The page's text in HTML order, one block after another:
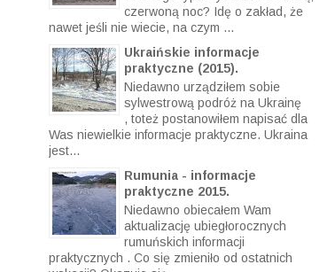
Obozowe tradycje, które
podobno są niebezpieczne
Kojarzycie "zieloną noc"? Albo
inne tego typu wydarzenia - białą,
czerwoną noc? Idę o zakład, że
nawet jeśli nie wiecie, na czym ...
Ukraińskie informacje
praktyczne (2015).
sylwestrową podróż na Ukrainę
, toteż postanowiłem napisać dla
Was niewielkie informacje praktyczne. Ukraina
jest...
Rumunia - informacje
praktyczne 2015.